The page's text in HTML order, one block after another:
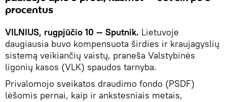
procentus
VILNIUS, rugpjūčio 10 — Sputnik. Lietuvoje
daugiausia buvo kompensuota širdies ir kraujagyslių
sistemą veikiančių vaistų, praneša Valstybinės
ligonių kasos (VLK) spaudos tarnyba.
Privalomojo sveikatos draudimo fondo (PSDF)
lėšomis pernai, kaip ir ankstesniais metais,